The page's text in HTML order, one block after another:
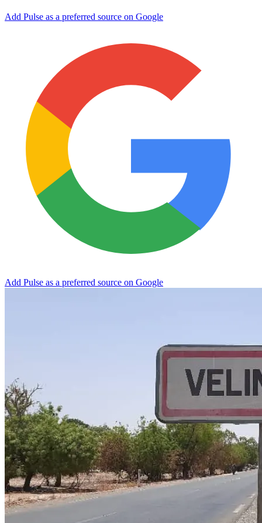
Add Pulse as a preferred source on Google
Add Pulse as a preferred source on Google